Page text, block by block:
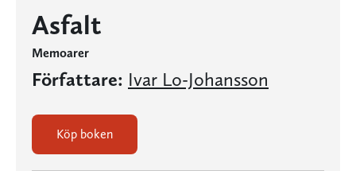
Asfalt
Memoarer
Författare: Ivar Lo-Johansson
Köp boken